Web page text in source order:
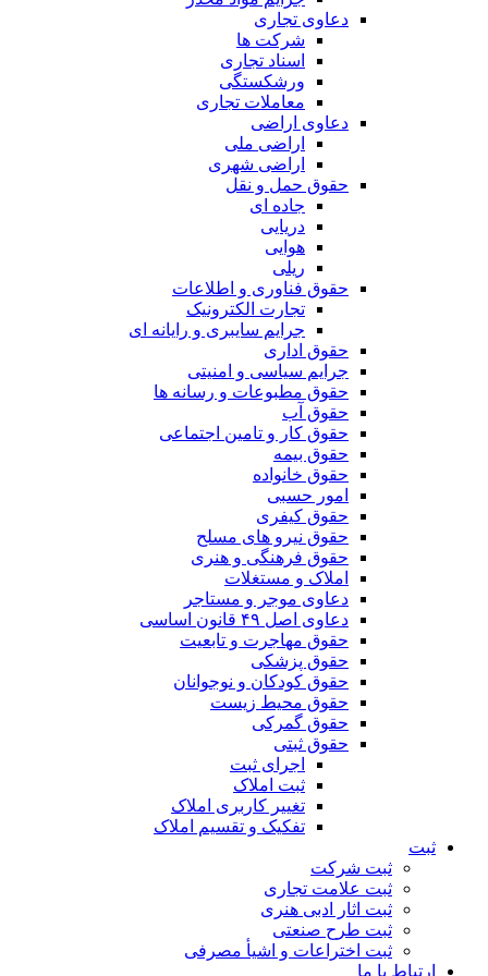
دعاوی تجاری
شرکت ها
اسناد تجاری
ورشکستگی
معاملات تجاری
دعاوی اراضی
اراضی ملی
اراضی شهری
حقوق حمل و نقل
جاده ای
دریایی
هوایی
ریلی
حقوق فناوری و اطلاعات
تجارت الکترونیک
جرایم سایبری و رایانه ای
حقوق اداری
جرایم سیاسی و امنیتی
حقوق مطبوعات و رسانه ها
حقوق آب
حقوق کار و تامین اجتماعی
حقوق بیمه
حقوق خانواده
امور حسبی
حقوق کیفری
حقوق نیرو های مسلح
حقوق فرهنگی و هنری
املاک و مستغلات
دعاوی موجر و مستاجر
دعاوی اصل ۴۹ قانون اساسی
حقوق مهاجرت و تابعیت
حقوق پزشکی
حقوق کودکان و نوجوانان
حقوق محیط زیست
حقوق گمرکی
حقوق ثبتی
اجرای ثبت
ثبت املاک
تغییر کاربری املاک
تفکیک و تقسیم املاک
ثبت
ثبت شرکت
ثبت علامت تجاری
ثبت اثار ادبی هنری
ثبت طرح صنعتی
ثبت اختراعات و اشیا‌ٔ مصرفی
ارتباط با ما